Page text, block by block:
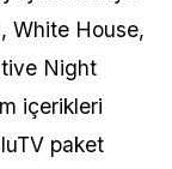
, White House,
Night
içerikleri
paket